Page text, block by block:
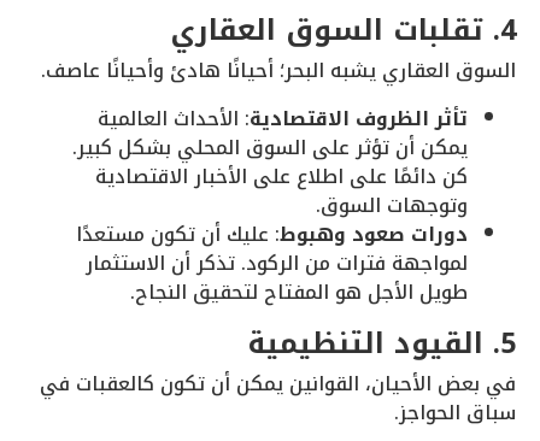
4. تقلبات السوق العقاري
السوق العقاري يشبه البحر؛ أحيانًا هادئ وأحيانًا عاصف.
تأثر الظروف الاقتصادية: الأحداث العالمية
يمكن أن تؤثر على السوق المحلي بشكل كبير.
كن دائمًا على اطلاع على الأخبار الاقتصادية
وتوجهات السوق.
دورات صعود وهبوط: عليك أن تكون مستعدًا
لمواجهة فترات من الركود. تذكر أن الاستثمار
طويل الأجل هو المفتاح لتحقيق النجاح.
5. القيود التنظيمية
في بعض الأحيان، القوانين يمكن أن تكون كالعقبات في
سباق الحواجز.